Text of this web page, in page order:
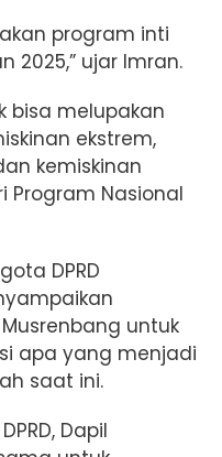
program inti
2025,” ujar Imran.
bisa melupakan
ekstrem,
kemiskinan
Program Nasional
DPRD
untuk
apa yang menjadi
saat ini.
Dapil